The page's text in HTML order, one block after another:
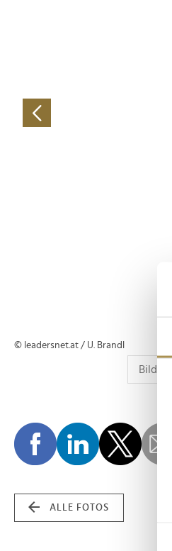
© leadersnet.at / U. Brandl
ALLE FOTOS